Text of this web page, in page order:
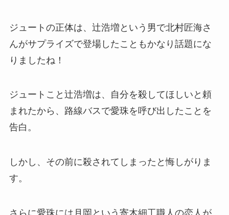
ジュートの正体は、辻浩増という男で北村匠海さ
んがサプライズで登場したこともかなり話題にな
りましたね！
ジュートこと辻浩増は、自分を殺してほしいと頼
まれたから、路線バスで愛珠を呼び出したことを
告白。
しかし、その前に殺されてしまったと悔しがりま
す。
さらに愛珠には月岡という寄木細工職人の恋人が